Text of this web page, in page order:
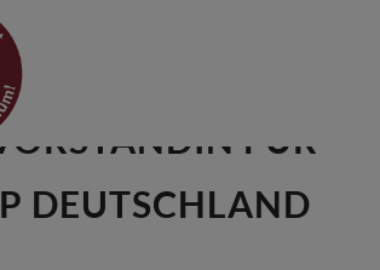
FÜR
DEUTSCHLAND